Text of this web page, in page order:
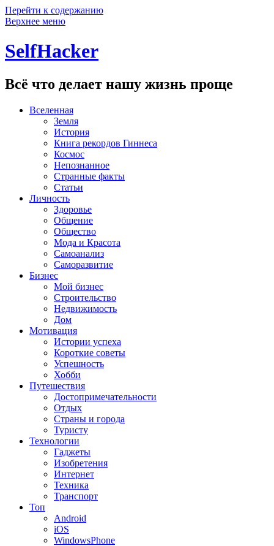
Перейти к содержанию
Верхнее меню
SelfHacker
Всё что делает нашу жизнь проще
Вселенная
Земля
История
Книга рекордов Гиннеса
Космос
Непознанное
Странные факты
Статьи
Личность
Здоровье
Общение
Общество
Мода и Красота
Самоанализ
Саморазвитие
Бизнес
Мой бизнес
Строительство
Недвижимость
Дом
Мотивация
Истории успеха
Короткие советы
Успешность
Хобби
Путешествия
Достопримечательности
Отдых
Страны и города
Туристу
Технологии
Гаджеты
Изобретения
Интернет
Техника
Транспорт
Топ
Android
iOS
WindowsPhone